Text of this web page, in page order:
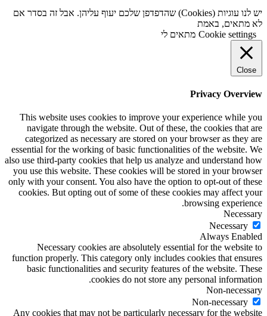
יש לנו עוגיות (Cookies) שהדפדפן שלכם יעוף עליהן. אבל זה בסדר אם
לא מתאים, באמת
Cookie settings מתאים לי
Close
Privacy Overview
This website uses cookies to improve your experience while you
navigate through the website. Out of these, the cookies that are
categorized as necessary are stored on your browser as they are
essential for the working of basic functionalities of the website. We
also use third-party cookies that help us analyze and understand how
you use this website. These cookies will be stored in your browser
only with your consent. You also have the option to opt-out of these
cookies. But opting out of some of these cookies may affect your
browsing experience.
Necessary
Necessary
Always Enabled
Necessary cookies are absolutely essential for the website to
function properly. This category only includes cookies that ensures
basic functionalities and security features of the website. These
cookies do not store any personal information.
Non-necessary
Non-necessary
Any cookies that may not be particularly necessary for the website